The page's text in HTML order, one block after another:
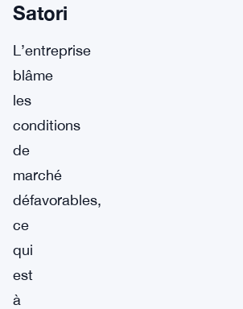
Satori
L’entreprise
blâme
les
conditions
de
marché
défavorables,
ce
qui
est
à